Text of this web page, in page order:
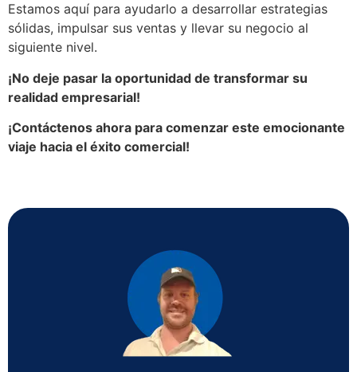
Estamos aquí para ayudarlo a desarrollar estrategias
sólidas, impulsar sus ventas y llevar su negocio al
siguiente nivel.
¡No deje pasar la oportunidad de transformar su
realidad empresarial!
¡Contáctenos ahora para comenzar este emocionante
viaje hacia el éxito comercial!